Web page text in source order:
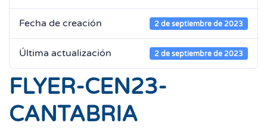
Fecha de creación 2 de septiembre de 2023
Última actualización 2 de septiembre de 2023
FLYER-CEN23-
CANTABRIA